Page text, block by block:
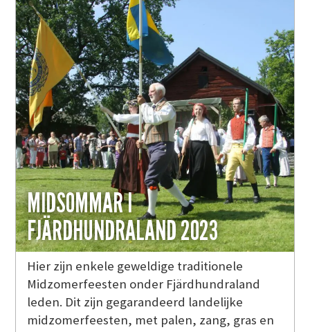
MIDSOMMAR I
FJÄRDHUNDRALAND 2023
Hier zijn enkele geweldige traditionele
Midzomerfeesten onder Fjärdhundraland
leden. Dit zijn gegarandeerd landelijke
midzomerfeesten, met palen, zang, gras en